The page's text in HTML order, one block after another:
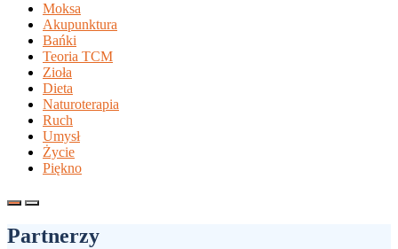
Moksa
Akupunktura
Bańki
Teoria TCM
Zioła
Dieta
Naturoterapia
Ruch
Umysł
Życie
Piękno
Partnerzy